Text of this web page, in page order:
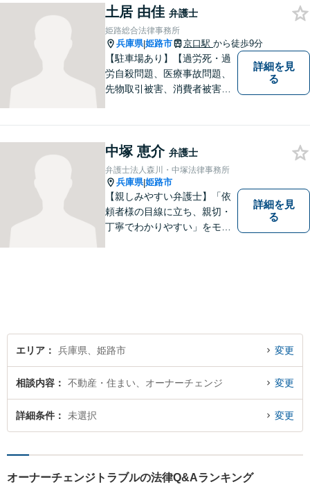
土居 由佳 弁護士
姫路総合法律事務所
兵庫県|姫路市 京口駅 から徒歩9分
【駐車場あり】【過労死・過
労自殺問題、医療事故問題、
先物取引被害、消費者被害、
い社会になるためのお力にな
ることができればと考えてい
ます。 お気軽にご相談くださ
い。
詳細を見
る
中塚 恵介 弁護士
弁護士法人森川・中塚法律事務所
兵庫県|姫路市
【親しみやすい弁護士】「依
頼者様の目線に立ち、親切・
丁寧でわかりやすい」をモッ
ことがあります。
詳細を見
る
エリア 兵庫県、姫路市 変更
相談内容 不動産・住まい、オーナーチェンジ 変更
詳細条件 未選択 変更
オーナーチェンジトラブルの法律Q&Aランキング